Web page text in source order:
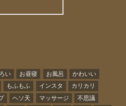
い お昼寝 お風呂
かわいい
もふもふ インスタ
カリカリ
ヘソ天 マッサージ
不思議